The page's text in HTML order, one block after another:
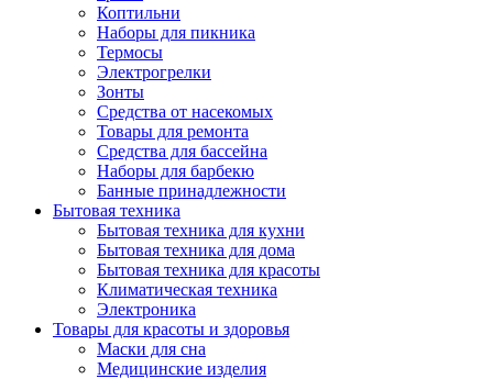
Коптильни
Наборы для пикника
Термосы
Электрогрелки
Зонты
Средства от насекомых
Товары для ремонта
Средства для бассейна
Наборы для барбекю
Банные принадлежности
Бытовая техника
Бытовая техника для кухни
Бытовая техника для дома
Бытовая техника для красоты
Климатическая техника
Электроника
Товары для красоты и здоровья
Маски для сна
Медицинские изделия